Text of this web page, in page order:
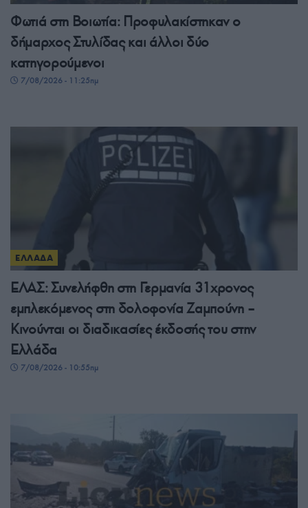
Φωτιά στη Βοιωτία: Προφυλακίστηκαν ο
δήμαρχος Στυλίδας και άλλοι δύο
κατηγορούμενοι
7/08/2026 - 11:25πμ
ΕΛΛΑΔΑ
ΕΛΑΣ: Συνελήφθη στη Γερμανία 31χρονος
εμπλεκόμενος στη δολοφονία Ζαμπούνη –
Κινούνται οι διαδικασίες έκδοσής του στην
Ελλάδα
7/08/2026 - 10:55πμ